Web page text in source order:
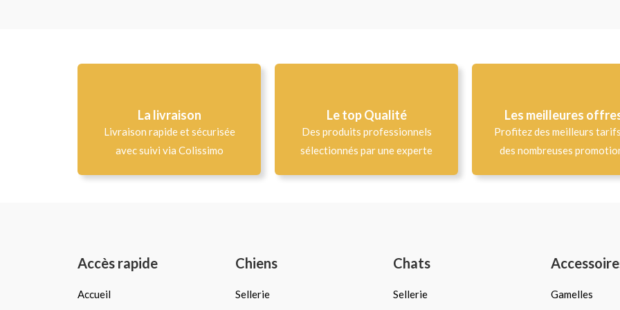
La livraison
Livraison rapide et sécurisée
avec suivi via Colissimo
Le top Qualité​
Des produits professionnels
sélectionnés par une experte
Les meilleures
Profitez des meilleurs
des nombreuses
Accès rapide
Accueil
Chiens
Sellerie
Chats
Sellerie Gamelles